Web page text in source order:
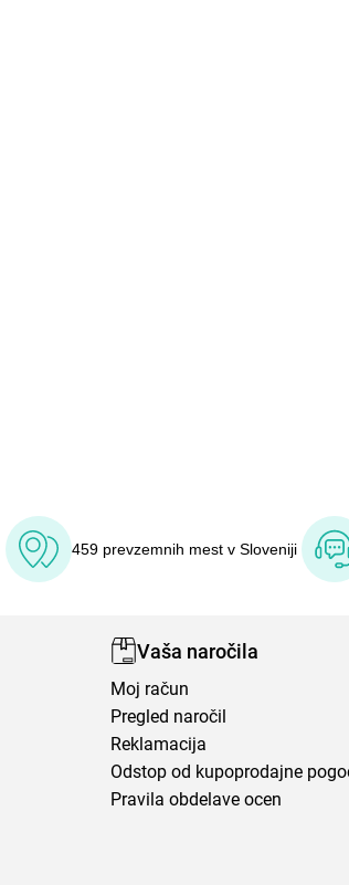
459 prevzemnih mest v Sloveniji
Vaša naročila
Moj račun
Pregled naročil
Reklamacija
Odstop od kupoprodajne
Pravila obdelave ocen